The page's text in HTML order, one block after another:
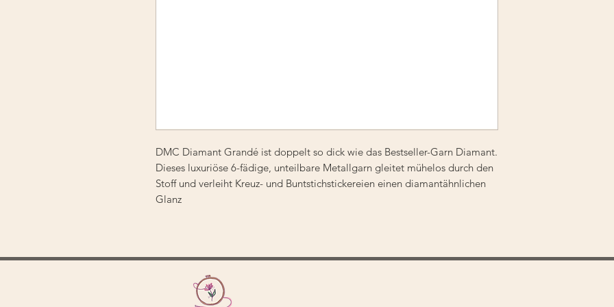
DMC Diamant Grandé ist doppelt so dick wie das Bestseller-Garn Diamant.
Dieses luxuriöse 6-fädige, unteilbare Metallgarn gleitet mühelos durch den
Stoff und verleiht Kreuz- und Buntstichstickereien einen diamantähnlichen
Glanz